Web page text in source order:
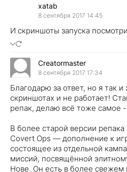
xatab
8 сентября 2017 14:45
И скриншоты запуска посмотри
Creatormaster
8 сентября 2017 17:34
Благодарю за ответ, но я так и
скриншотах и не работает!
репак, делаю всё тоже самое -
В более старой версии репака
Covert Ops — дополнение к
состоящее из отдельной
миссий, посвящённой
Нове. Он есть в более свежем